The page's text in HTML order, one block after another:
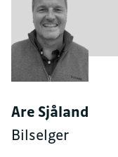
Are Sjåland
Bilselger